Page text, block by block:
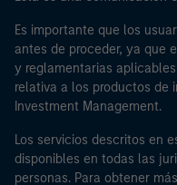
Es importante que los
antes de proceder, ya que
y reglamentarias
relativa a los productos de
Investment Management.
Los servicios descritos en
disponibles en todas las
personas. Para obtener